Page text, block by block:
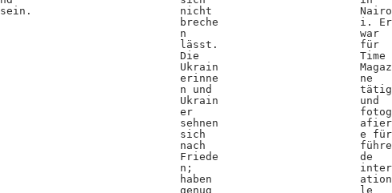
sein.
nicht
breche
n
lässt.
Die
Ukrain
erinne
n und
Ukrain
er
sehnen
sich
nach
Friede
n;
haben
genug
i. Er
war
für
Time
ne
tätig
und
e für
de
le